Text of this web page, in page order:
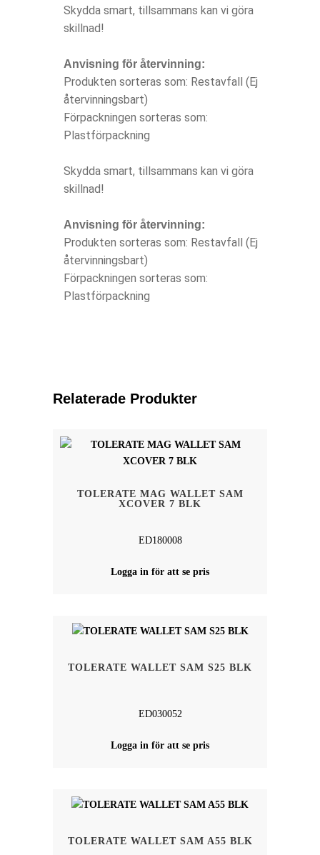
Skydda smart, tillsammans kan vi göra
skillnad!
Anvisning för återvinning:
Produkten sorteras som: Restavfall (Ej
återvinningsbart)
Förpackningen sorteras som:
Plastförpackning
Skydda smart, tillsammans kan vi göra
skillnad!
Anvisning för återvinning:
Produkten sorteras som: Restavfall (Ej
återvinningsbart)
Förpackningen sorteras som:
Plastförpackning
Relaterade Produkter
TOLERATE MAG WALLET SAM
XCOVER 7 BLK
ED180008
Logga in för att se pris
TOLERATE WALLET SAM S25 BLK
ED030052
Logga in för att se pris
TOLERATE WALLET SAM A55 BLK